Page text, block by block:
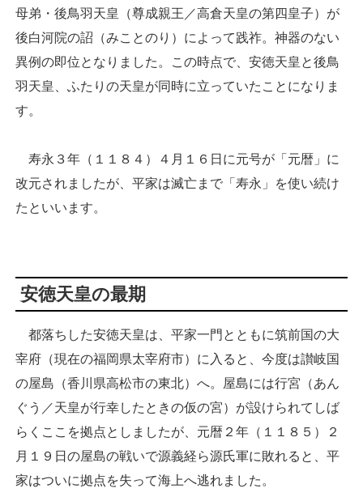
母弟・後鳥羽天皇（尊成親王／高倉天皇の第四皇子）が
後白河院の詔（みことのり）によって践祚。神器のない
異例の即位となりました。この時点で、安徳天皇と後鳥
羽天皇、ふたりの天皇が同時に立っていたことになりま
す。
寿永３年（１１８４）４月１６日に元号が「元暦」に
改元されましたが、平家は滅亡まで「寿永」を使い続け
たといいます。
安徳天皇の最期
都落ちした安徳天皇は、平家一門とともに筑前国の大
宰府（現在の福岡県太宰府市）に入ると、今度は讃岐国
の屋島（香川県高松市の東北）へ。屋島には行宮（あん
ぐう／天皇が行幸したときの仮の宮）が設けられてしば
らくここを拠点としましたが、元暦２年（１１８５）２
月１９日の屋島の戦いで源義経ら源氏軍に敗れると、平
家はついに拠点を失って海上へ逃れました。